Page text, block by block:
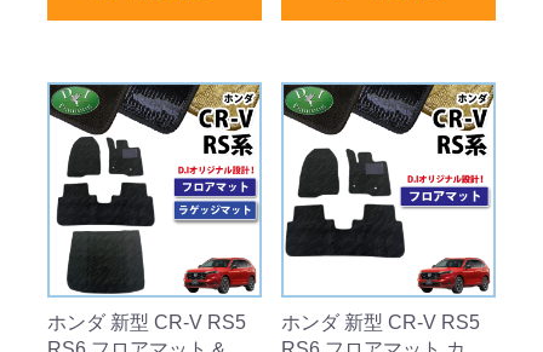
ホンダ 新型 CR-V RS5
ホンダ 新型 CR-V RS5